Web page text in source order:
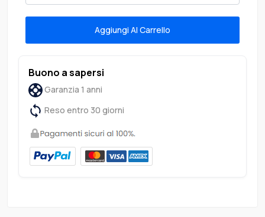
Aggiungi Al Carrello
Buono a sapersi
Garanzia 1 anni
Reso entro 30 giorni